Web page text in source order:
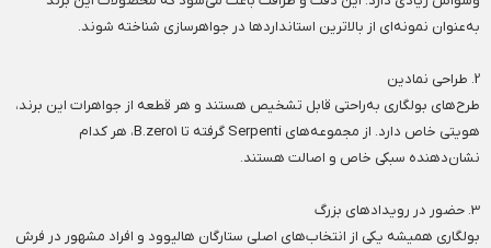
به‌عنوان نمونه‌ای از بالاترین استانداردها در جواهرسازی شناخته شوند.
2. طراحی نمادین
طرح‌های بولگاری به‌راحتی قابل تشخیص هستند و هر قطعه از جواهرات این برند،
هویتی خاص دارد. از مجموعه‌های Serpenti گرفته تا B.zero1، هر کدام
نشان‌دهنده سبکی خاص و اصالت هستند.
3. حضور در رویدادهای بزرگ
بولگاری همیشه یکی از انتخاب‌های اصلی ستارگان هالیوود و افراد مشهور در فرش